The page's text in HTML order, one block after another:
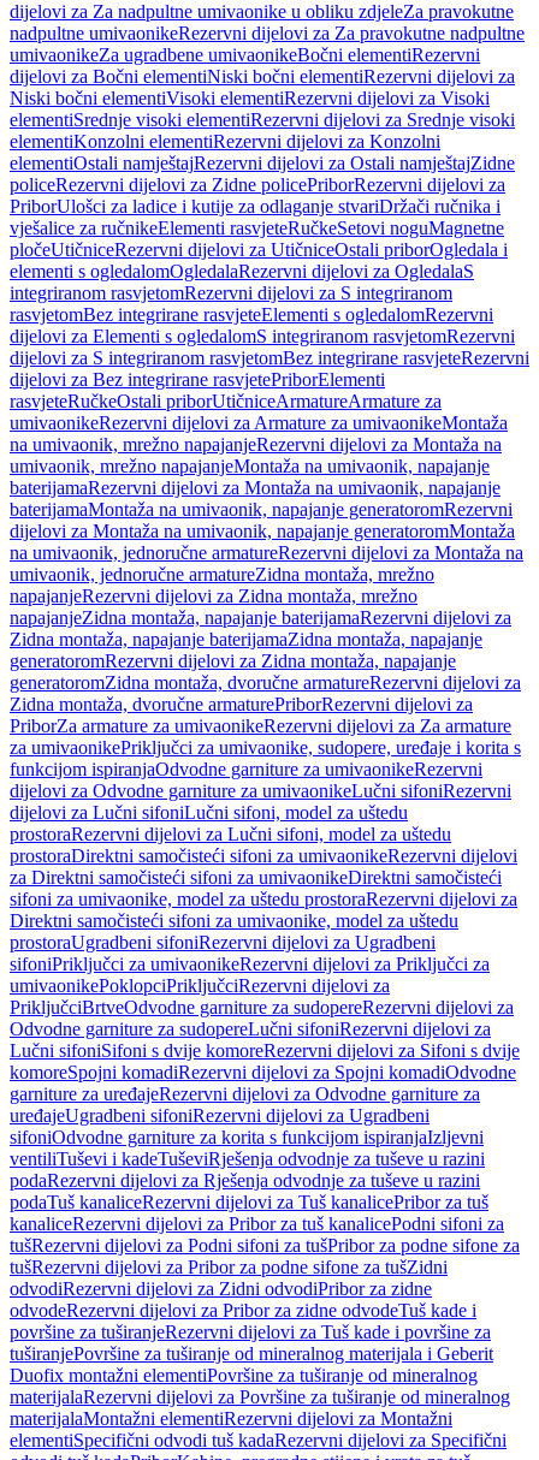
dijelovi za Za nadpultne umivaonike u obliku zdjeleZa pravokutne
nadpultne umivaonikeRezervni dijelovi za Za pravokutne nadpultne
umivaonikeZa ugradbene umivaonikeBočni elementiRezervni
dijelovi za Bočni elementiNiski bočni elementiRezervni dijelovi za
Niski bočni elementiVisoki elementiRezervni dijelovi za Visoki
elementiSrednje visoki elementiRezervni dijelovi za Srednje visoki
elementiKonzolni elementiRezervni dijelovi za Konzolni
elementiOstali namještajRezervni dijelovi za Ostali namještajZidne
policeRezervni dijelovi za Zidne policePriborRezervni dijelovi za
PriborUlošci za ladice i kutije za odlaganje stvariDržači ručnika i
vješalice za ručnikeElementi rasvjeteRučkeSetovi noguMagnetne
pločeUtičniceRezervni dijelovi za UtičniceOstali priborOgledala i
elementi s ogledalomOgledalaRezervni dijelovi za OgledalaS
integriranom rasvjetomRezervni dijelovi za S integriranom
rasvjetomBez integrirane rasvjeteElementi s ogledalomRezervni
dijelovi za Elementi s ogledalomS integriranom rasvjetomRezervni
dijelovi za S integriranom rasvjetomBez integrirane rasvjeteRezervni
dijelovi za Bez integrirane rasvjetePriborElementi
rasvjeteRučkeOstali priborUtičniceArmatureArmature za
umivaonikeRezervni dijelovi za Armature za umivaonikeMontaža
na umivaonik, mrežno napajanjeRezervni dijelovi za Montaža na
umivaonik, mrežno napajanjeMontaža na umivaonik, napajanje
baterijamaRezervni dijelovi za Montaža na umivaonik, napajanje
baterijamaMontaža na umivaonik, napajanje generatoromRezervni
dijelovi za Montaža na umivaonik, napajanje generatoromMontaža
na umivaonik, jednoručne armatureRezervni dijelovi za Montaža na
umivaonik, jednoručne armatureZidna montaža, mrežno
napajanjeRezervni dijelovi za Zidna montaža, mrežno
napajanjeZidna montaža, napajanje baterijamaRezervni dijelovi za
Zidna montaža, napajanje baterijamaZidna montaža, napajanje
generatoromRezervni dijelovi za Zidna montaža, napajanje
generatoromZidna montaža, dvoručne armatureRezervni dijelovi za
Zidna montaža, dvoručne armaturePriborRezervni dijelovi za
PriborZa armature za umivaonikeRezervni dijelovi za Za armature
za umivaonikePriključci za umivaonike, sudopere, uređaje i korita s
funkcijom ispiranjaOdvodne garniture za umivaonikeRezervni
dijelovi za Odvodne garniture za umivaonikeLučni sifoniRezervni
dijelovi za Lučni sifoniLučni sifoni, model za uštedu
prostoraRezervni dijelovi za Lučni sifoni, model za uštedu
prostoraDirektni samočisteći sifoni za umivaonikeRezervni dijelovi
za Direktni samočisteći sifoni za umivaonikeDirektni samočisteći
sifoni za umivaonike, model za uštedu prostoraRezervni dijelovi za
Direktni samočisteći sifoni za umivaonike, model za uštedu
prostoraUgradbeni sifoniRezervni dijelovi za Ugradbeni
sifoniPriključci za umivaonikeRezervni dijelovi za Priključci za
umivaonikePoklopciPriključciRezervni dijelovi za
PriključciBrtveOdvodne garniture za sudopereRezervni dijelovi za
Odvodne garniture za sudopereLučni sifoniRezervni dijelovi za
Lučni sifoniSifoni s dvije komoreRezervni dijelovi za Sifoni s dvije
komoreSpojni komadiRezervni dijelovi za Spojni komadiOdvodne
garniture za uređajeRezervni dijelovi za Odvodne garniture za
uređajeUgradbeni sifoniRezervni dijelovi za Ugradbeni
sifoniOdvodne garniture za korita s funkcijom ispiranjaIzljevni
ventiliTuševi i kadeTuševiRješenja odvodnje za tuševe u razini
podaRezervni dijelovi za Rješenja odvodnje za tuševe u razini
podaTuš kanaliceRezervni dijelovi za Tuš kanalicePribor za tuš
kanaliceRezervni dijelovi za Pribor za tuš kanalicePodni sifoni za
tušRezervni dijelovi za Podni sifoni za tušPribor za podne sifone za
tušRezervni dijelovi za Pribor za podne sifone za tušZidni
odvodiRezervni dijelovi za Zidni odvodiPribor za zidne
odvodeRezervni dijelovi za Pribor za zidne odvodeTuš kade i
površine za tuširanjeRezervni dijelovi za Tuš kade i površine za
tuširanjePovršine za tuširanje od mineralnog materijala i Geberit
Duofix montažni elementiPovršine za tuširanje od mineralnog
materijalaRezervni dijelovi za Površine za tuširanje od mineralnog
materijalaMontažni elementiRezervni dijelovi za Montažni
elementiSpecifični odvodi tuš kadaRezervni dijelovi za Specifični